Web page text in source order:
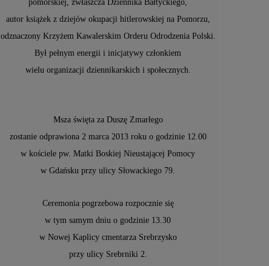
pomorskiej, zwłaszcza Dziennika Bałtyckiego,
autor książek z dziejów okupacji hitlerowskiej na Pomorzu,
odznaczony Krzyżem Kawalerskim Orderu Odrodzenia Polski.
Był pełnym energii i inicjatywy członkiem
wielu organizacji dziennikarskich i społecznych.
Msza święta za Duszę Zmarłego
zostanie odprawiona 2 marca 2013 roku o godzinie 12.00
w kościele pw. Matki Boskiej Nieustającej Pomocy
w Gdańsku przy ulicy Słowackiego 79.
Ceremonia pogrzebowa rozpocznie się
w tym samym dniu o godzinie 13.30
w Nowej Kaplicy cmentarza Srebrzysko
przy ulicy Srebrniki 2.